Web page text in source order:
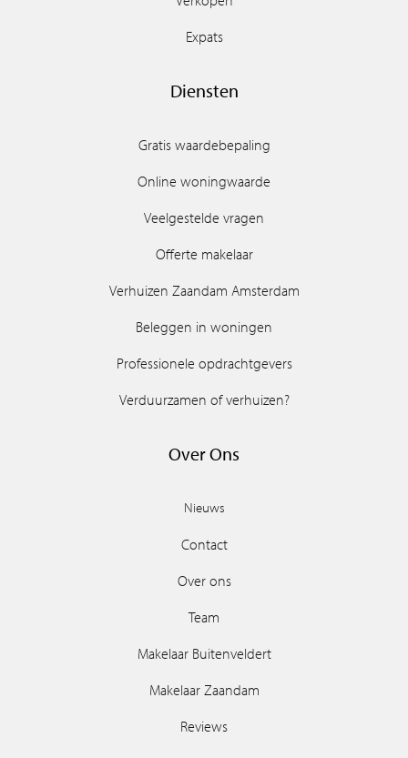
Expats
Diensten
Gratis waardebepaling
Online woningwaarde
Veelgestelde vragen
Offerte makelaar
Verhuizen Zaandam Amsterdam
Beleggen in woningen
Professionele opdrachtgevers
Verduurzamen of verhuizen?
Over Ons
Nieuws
Contact
Over ons
Team
Makelaar Buitenveldert
Makelaar Zaandam
Reviews